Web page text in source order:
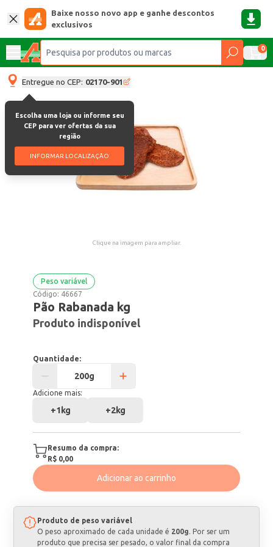
Baixe nosso novo app e ganhe descontos
exclusivos
0
Entregue no CEP: 02170-901
Escolha uma loja ou informe seu
CEP para ver ofertas da sua
região
INFORMAR LOCALIZAÇÃO
Clique na imagem para ampliar.
Peso variável
Código: 46667
Pão Rabanada kg
Produto indisponível
Quantidade:
Adicione mais:
+1kg +2kg
Resumo da compra:
R$ 0,00
Adicionar ao carrinho
Produto de peso variável
O peso aproximado de cada unidade é 200g. Por ser um
produto que precisa ser pesado, o valor final da compra